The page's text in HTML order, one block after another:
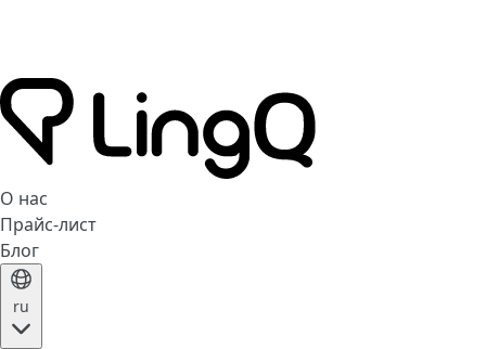
О нас
Прайс-лист
Блог
ru